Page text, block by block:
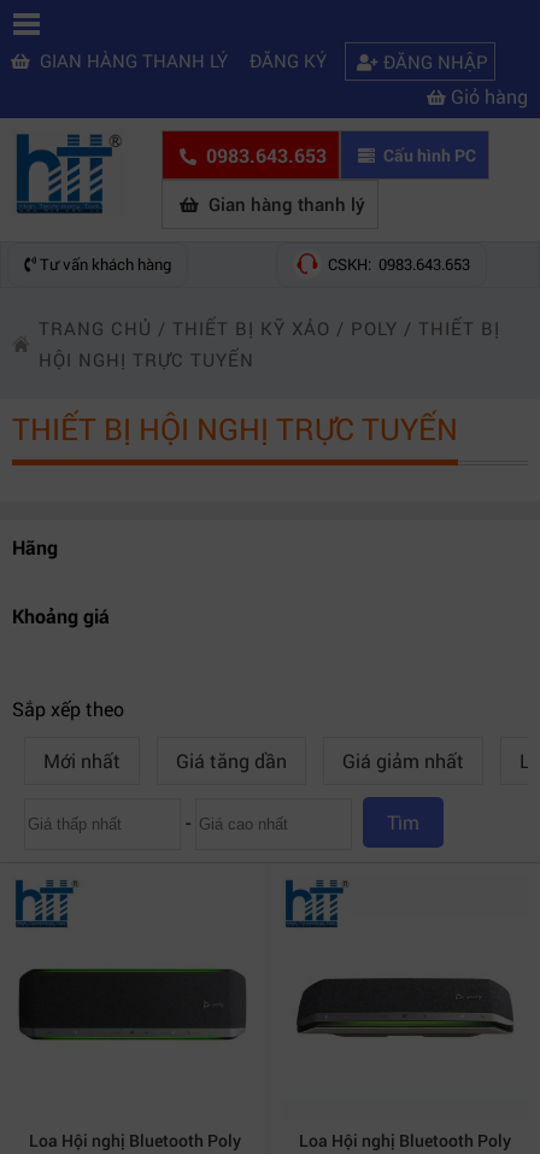
GIAN HÀNG THANH LÝ ĐĂNG KÝ ĐĂNG NHẬP
Giỏ hàng
0983.643.653 Cấu hình PC
Gian hàng thanh lý
Tư vấn khách hàng CSKH: 0983.643.653
TRANG CHỦ / THIẾT BỊ KỸ XẢO / POLY / THIẾT BỊ
HỘI NGHỊ TRỰC TUYẾN
THIẾT BỊ HỘI NGHỊ TRỰC TUYẾN
Hãng
Khoảng giá
Sắp xếp theo
Mới nhất Giá tăng dần Giá giảm nhất
- Tìm
Loa Hội nghị Bluetooth Poly
Loa Hội nghị Bluetooth Poly